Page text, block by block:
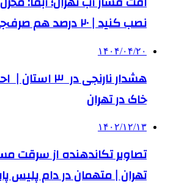
نصب کنید | ۲۰ درصد هم صرف‌جویی کنید
۱۴۰۴/۰۴/۲۰
هشدار نارنجی
خاک در تهران
۱۴۰۲/۱۲/۱۳
تصاویر تکاندهنده از سرقت
تهران | متهمان در دام پلیس